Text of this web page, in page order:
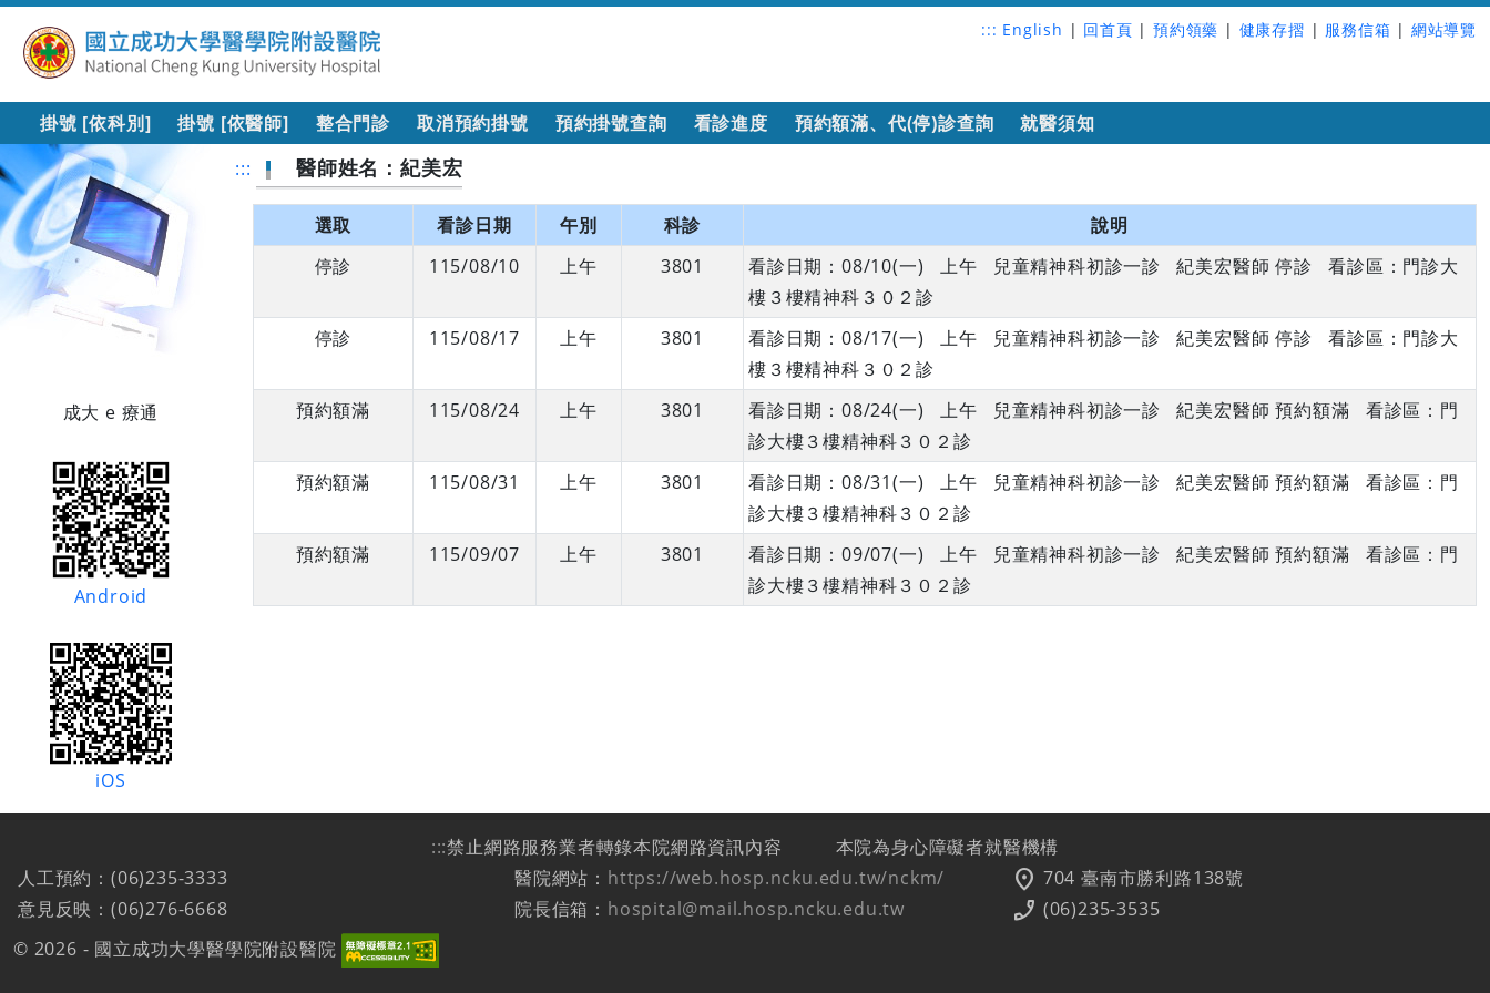
::: English | 回首頁 | 預約領藥 | 健康存摺 | 服務信箱 | 網站導覽
掛號 [依科別] 掛號 [依醫師] 整合門診 取消預約掛號 預約掛號查詢 看診進度 預約額滿、代(停)診查詢 就醫須知
成大 e 療通
Android
iOS
::: 醫師姓名：紀美宏
選取 看診日期 午別 科診
說明
停診
115/08/10 上午 3801
看診日期：08/10(一) 上午 兒童精神科初診一診 紀美宏醫師 停診 看診區：門診大
樓３樓精神科３０２診
停診
115/08/17 上午 3801
看診日期：08/17(一) 上午 兒童精神科初診一診 紀美宏醫師 停診 看診區：門診大
樓３樓精神科３０２診
預約額滿
115/08/24 上午 3801
看診日期：08/24(一) 上午 兒童精神科初診一診 紀美宏醫師 預約額滿 看診區：門
診大樓３樓精神科３０２診
預約額滿
115/08/31 上午 3801
看診日期：08/31(一) 上午 兒童精神科初診一診 紀美宏醫師 預約額滿 看診區：門
診大樓３樓精神科３０２診
預約額滿
115/09/07 上午 3801
看診日期：09/07(一) 上午 兒童精神科初診一診 紀美宏醫師 預約額滿 看診區：門
診大樓３樓精神科３０２診
:::禁止網路服務業者轉錄本院網路資訊內容
本院為身心障礙者就醫機構
人工預約：(06)235-3333
意見反映：(06)276-6668
醫院網站： https://web.hosp.ncku.edu.tw/nckm/
院長信箱： hospital@mail.hosp.ncku.edu.tw
location_on 704 臺南市勝利路138號
phone_enabled (06)235-3535
© 2026 - 國立成功大學醫學院附設醫院